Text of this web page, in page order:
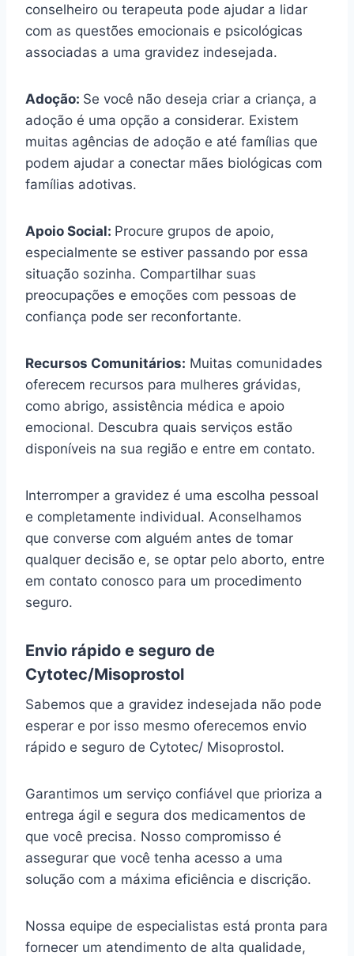
conselheiro ou terapeuta pode ajudar a lidar
com as questões emocionais e psicológicas
associadas a uma gravidez indesejada.
Adoção: Se você não deseja criar a criança, a
adoção é uma opção a considerar. Existem
muitas agências de adoção e até famílias que
podem ajudar a conectar mães biológicas com
famílias adotivas.
Apoio Social: Procure grupos de apoio,
especialmente se estiver passando por essa
situação sozinha. Compartilhar suas
preocupações e emoções com pessoas de
confiança pode ser reconfortante.
Recursos Comunitários: Muitas comunidades
oferecem recursos para mulheres grávidas,
como abrigo, assistência médica e apoio
emocional. Descubra quais serviços estão
disponíveis na sua região e entre em contato.
Interromper a gravidez é uma escolha pessoal
e completamente individual. Aconselhamos
que converse com alguém antes de tomar
qualquer decisão e, se optar pelo aborto, entre
em contato conosco para um procedimento
seguro.
Envio rápido e seguro de
Cytotec/Misoprostol
Sabemos que a gravidez indesejada não pode
esperar e por isso mesmo oferecemos envio
rápido e seguro de Cytotec/ Misoprostol.
Garantimos um serviço confiável que prioriza a
entrega ágil e segura dos medicamentos de
que você precisa. Nosso compromisso é
assegurar que você tenha acesso a uma
solução com a máxima eficiência e discrição.
Nossa equipe de especialistas está pronta para
fornecer um atendimento de alta qualidade,